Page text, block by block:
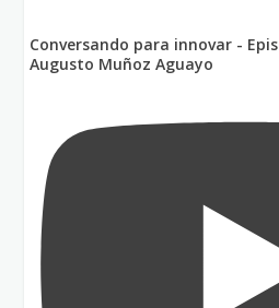
Conversando para innovar -
Augusto Muñoz Aguayo